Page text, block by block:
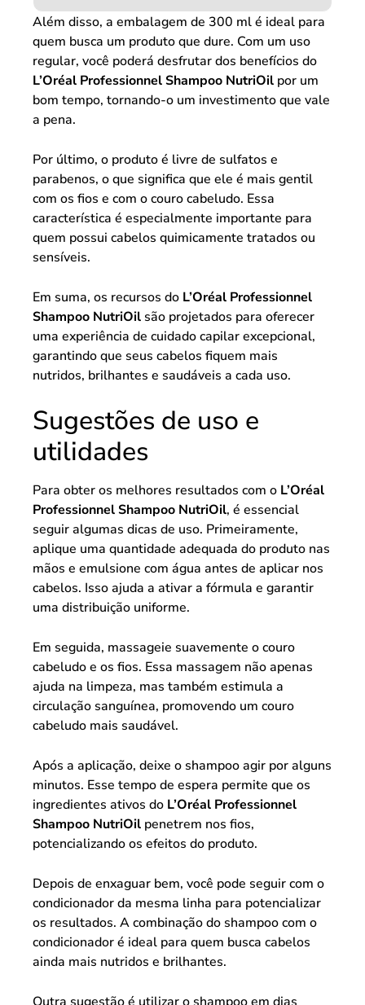
Além disso, a embalagem de 300 ml é ideal para
quem busca um produto que dure. Com um uso
regular, você poderá desfrutar dos benefícios do
L’Oréal Professionnel Shampoo NutriOil por um
bom tempo, tornando-o um investimento que vale
a pena.
Por último, o produto é livre de sulfatos e
parabenos, o que significa que ele é mais gentil
com os fios e com o couro cabeludo. Essa
característica é especialmente importante para
quem possui cabelos quimicamente tratados ou
sensíveis.
Em suma, os recursos do L’Oréal Professionnel
Shampoo NutriOil são projetados para oferecer
uma experiência de cuidado capilar excepcional,
garantindo que seus cabelos fiquem mais
nutridos, brilhantes e saudáveis a cada uso.
Sugestões de uso e
utilidades
Para obter os melhores resultados com o L’Oréal
Professionnel Shampoo NutriOil, é essencial
seguir algumas dicas de uso. Primeiramente,
aplique uma quantidade adequada do produto nas
mãos e emulsione com água antes de aplicar nos
cabelos. Isso ajuda a ativar a fórmula e garantir
uma distribuição uniforme.
Em seguida, massageie suavemente o couro
cabeludo e os fios. Essa massagem não apenas
ajuda na limpeza, mas também estimula a
circulação sanguínea, promovendo um couro
cabeludo mais saudável.
Após a aplicação, deixe o shampoo agir por alguns
minutos. Esse tempo de espera permite que os
ingredientes ativos do L’Oréal Professionnel
Shampoo NutriOil penetrem nos fios,
potencializando os efeitos do produto.
Depois de enxaguar bem, você pode seguir com o
condicionador da mesma linha para potencializar
os resultados. A combinação do shampoo com o
condicionador é ideal para quem busca cabelos
ainda mais nutridos e brilhantes.